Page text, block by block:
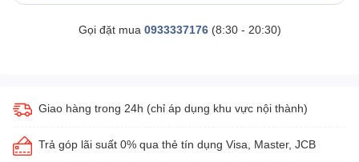
Gọi đặt mua 0933337176(8:30 - 20:30)
Giao hàng trong 24h (chỉ áp dụng khu vực nội thành)
Trả góp lãi suất 0% qua thẻ tín dụng Visa, Master, JCB